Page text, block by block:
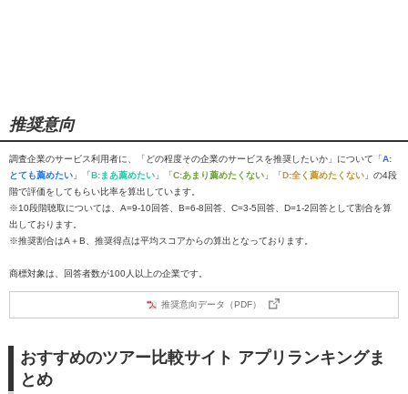
推奨意向
調査企業のサービス利用者に、「どの程度その企業のサービスを推奨したいか」について「A:
とても薦めたい 」「B:まあ薦めたい 」「C:あまり薦めたくない 」「D:全く薦めたくない 」の4段
階で評価をしてもらい比率を算出しています。
※10段階聴取については、A=9-10回答、B=6-8回答、C=3-5回答、D=1-2回答として割合を算
出しております。
※推奨割合はA＋B、推奨得点は平均スコアからの算出となっております。
商標対象は、回答者数が100人以上の企業です。
推奨意向データ（PDF）
おすすめのツアー比較サイト アプリランキングま
とめ